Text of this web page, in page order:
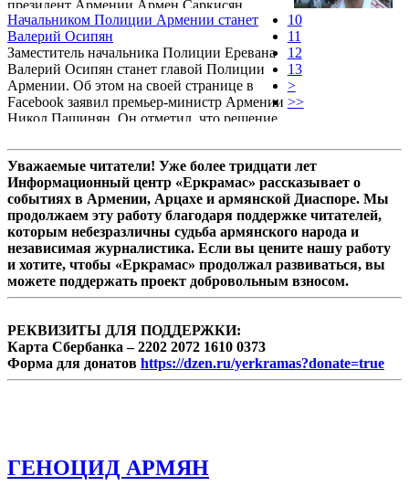
президент Армении Армен Саркисян.
Начальником Полиции Армении станет
Валерий Осипян
Заместитель начальника Полиции Еревана
Валерий Осипян станет главой Полиции
Армении. Об этом на своей странице в
Facebook заявил премьер-министр Армении
Никол Пашинян. Он отметил, что решение
10
11
12
13
>
>>
Уважаемые читатели! Уже более тридцати лет
Информационный центр «Еркрамас» рассказывает о
событиях в Армении, Арцахе и армянской Диаспоре. Мы
продолжаем эту работу благодаря поддержке читателей,
которым небезразличны судьба армянского народа и
независимая журналистика. Если вы цените нашу работу
и хотите, чтобы «Еркрамас» продолжал развиваться, вы
можете поддержать проект добровольным взносом.
РЕКВИЗИТЫ ДЛЯ ПОДДЕРЖКИ:
Карта Сбербанка – 2202 2072 1610 0373
Форма для донатов https://dzen.ru/yerkramas?donate=true
ГЕНОЦИД АРМЯН